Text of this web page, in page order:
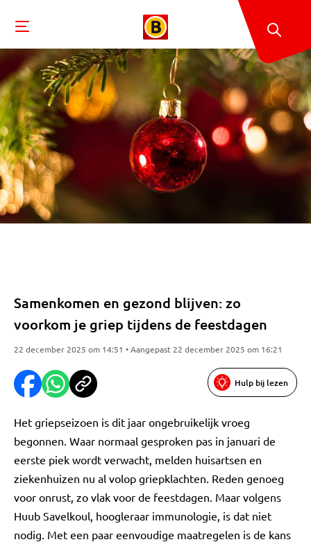
Samenkomen en gezond blijven: zo
voorkom je griep tijdens de feestdagen
22 december 2025 om 14:51 • Aangepast 22 december 2025 om 16:21
Hulp bij lezen
Het griepseizoen is dit jaar ongebruikelijk vroeg
begonnen. Waar normaal gesproken pas in januari de
eerste piek wordt verwacht, melden huisartsen en
ziekenhuizen nu al volop griepklachten. Reden genoeg
voor onrust, zo vlak voor de feestdagen. Maar volgens
Huub Savelkoul, hoogleraar immunologie, is dat niet
nodig. Met een paar eenvoudige maatregelen is de kans